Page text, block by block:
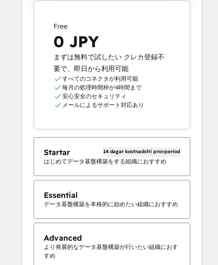
Free
0 JPY
まずは無料で試したい クレカ登録不
要で、即日から利用可能
すべてのコネクタが利用可能
毎月の処理時間枠が4時間まで
安心安全のセキュリティ
メールによるサポート対応あり
Startar 14 dagar kostnadsfri provperiod
はじめてデータ基盤構築をする組織におすすめ
Essential
データ基盤構築を本格的に始めたい組織におすすめ
Advanced
より発展的なデータ基盤構築が行いたい組織におす
すめ